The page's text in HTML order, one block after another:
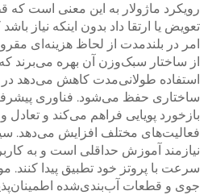
رویکرد ماژولار به این معنی است که
تعویض یا ارتقا داد بدون اینکه نیاز
امر در بلندمدت از لحاظ هزینه‌ای
از ساختار سبک‌وزن آن بهره می‌برند
استفاده طولانی‌مدت کاهش می‌دهد
ساختاری حفظ می‌شود. فناوری
بازخورد پویایی فراهم می‌کند و تعادل
فعالیت‌های مختلف افزایش می‌دهد.
نیازمند آموزش حداقلی است و به
سرعت با پروتز خود تطبیق پیدا کنند.
جوی و قطعات آب‌بندی‌شده